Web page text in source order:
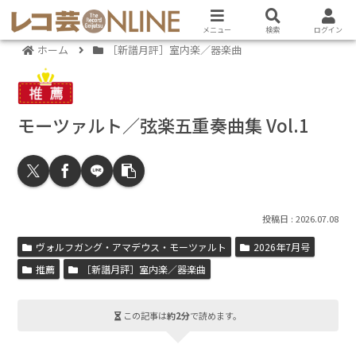
ホーム ［新譜月評］室内楽／器楽曲
モーツァルト／弦楽五重奏曲集 Vol.1
2026.07.08
ヴォルフガング・アマデウス・モーツァルト
2026年7月号
推薦
［新譜月評］室内楽／器楽曲
この記事は約2分で読めます。
メニュー 検索 ログイン